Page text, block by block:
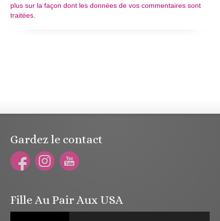
plus sur la façon dont les données de vos commentaires sont
traitées
Gardez le contact
Fille Au Pair Aux USA